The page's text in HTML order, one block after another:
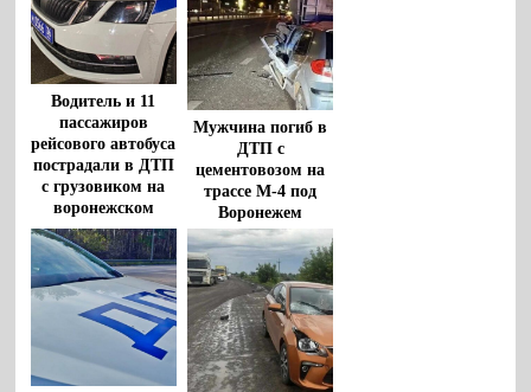
Водитель и 11
пассажиров
рейсового автобуса
пострадали в ДТП
с грузовиком на
воронежском
участке М-4 «Дон»
Мужчина погиб в
ДТП с
цементовозом на
трассе М-4 под
Воронежем